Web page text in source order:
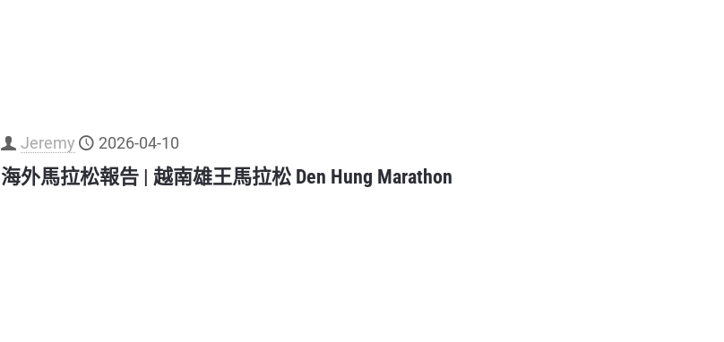
Jeremy 2026-04-10
海外馬拉松報告 | 越南雄王馬拉松 Den Hung Marathon